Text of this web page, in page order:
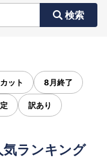
検索
ット 8月終了
訳あり
ランキング